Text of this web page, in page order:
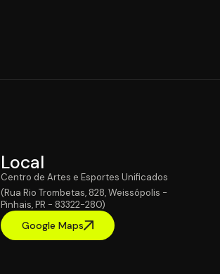
Local
Centro de Artes e Esportes Unificados
(Rua Rio Trombetas, 828, Weissópolis -
Pinhais, PR - 83322-280)
Google Maps